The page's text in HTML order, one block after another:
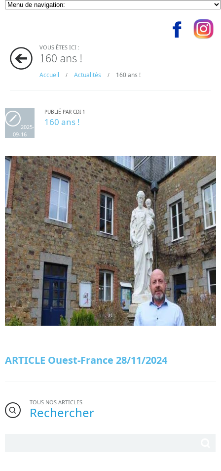
VOUS ÊTES ICI :
160 ans !
Accueil / Actualités / 160 ans !
2025-
09-16
PUBLIÉ PAR CDI 1
160 ans !
ARTICLE Ouest-France 28/11/2024
TOUS NOS ARTICLES
Rechercher